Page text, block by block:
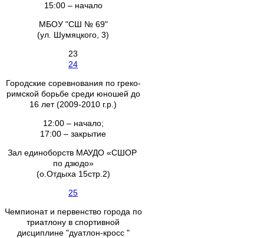
15:00 – начало
МБОУ "СШ № 69"
(ул. Шумяцкого, 3)
23
24
Городские соревнования по греко-
римской борьбе среди юношей до
16 лет (2009-2010 г.р.)
12:00 – начало;
17:00 – закрытие
Зал единоборств МАУДО «СШОР
по дзюдо»
(о.Отдыха 15стр.2)
25
Чемпионат и первенство города по
триатлону в спортивной
дисциплине "дуатлон-кросс "